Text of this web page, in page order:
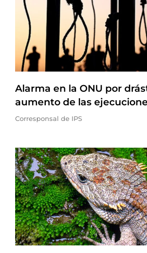
Alarma en la ONU por
aumento de las
Corresponsal de IPS